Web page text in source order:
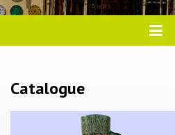
Catalogue